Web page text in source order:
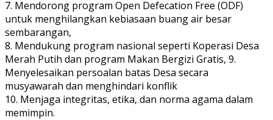
7. Mendorong program Open Defecation Free (ODF)
untuk menghilangkan kebiasaan buang air besar
sembarangan,
8. Mendukung program nasional seperti Koperasi Desa
Merah Putih dan program Makan Bergizi Gratis, 9.
Menyelesaikan persoalan batas Desa secara
musyawarah dan menghindari konflik
10. Menjaga integritas, etika, dan norma agama dalam
memimpin.